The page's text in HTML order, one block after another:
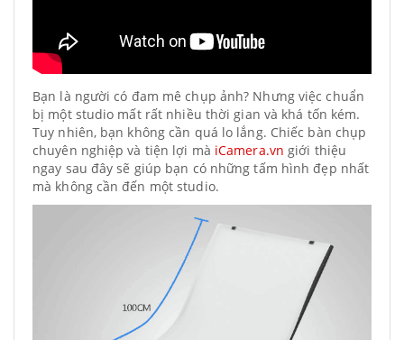
Bạn là người có đam mê chụp ảnh? Nhưng việc chuẩn
bị một studio mất rất nhiều thời gian và khá tốn kém.
Tuy nhiên, bạn không cần quá lo lắng. Chiếc bàn chụp
chuyên nghiệp và tiện lợi mà iCamera.vn giới thiệu
ngay sau đây sẽ giúp bạn có những tấm hình đẹp nhất
mà không cần đến một studio.